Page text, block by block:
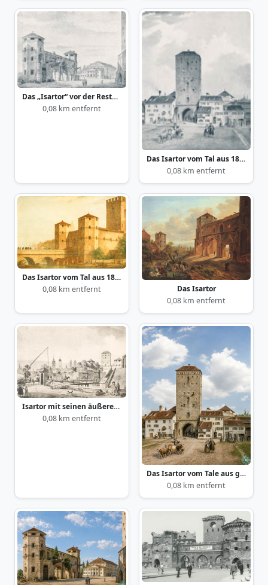
Das „Isartor“ vor der Restaurierung ca. 1820
0,08 km entfernt
Das Isartor vom Tal aus 1820
0,08 km entfernt
Das Isartor vom Tal aus 1820
0,08 km entfernt
Das Isartor
0,08 km entfernt
Isartor mit seinen äußeren Bastionen im Jahre 1810
0,08 km entfernt
Das Isartor vom Tale aus gesehen
0,08 km entfernt